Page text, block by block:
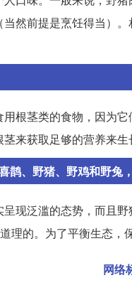
然前提是烹饪得当）
根茎类的食物，因为
来获取足够的营养来生
鹊、野猪、野鸡和野兔
现泛滥的态势，而且
理的。为了平衡生态
网络